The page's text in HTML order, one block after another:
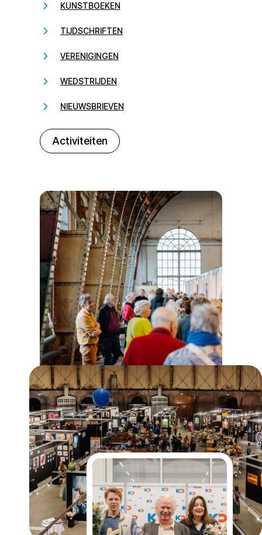
KUNSTBOEKEN
TIJDSCHRIFTEN
VERENIGINGEN
WEDSTRIJDEN
NIEUWSBRIEVEN
Activiteiten
232323